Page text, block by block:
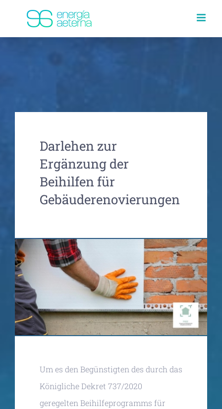
Darlehen zur
Ergänzung der
Beihilfen für
Gebäuderenovierungen
Um es den Begünstigten des durch das
Königliche Dekret 737/2020
geregelten Beihilfeprogramms für